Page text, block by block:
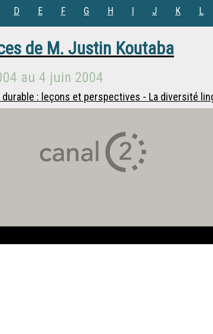
D E F G H I J K L
de M. Justin Koutaba
au 4 juin 2004
durable : leçons et perspectives - La diversité